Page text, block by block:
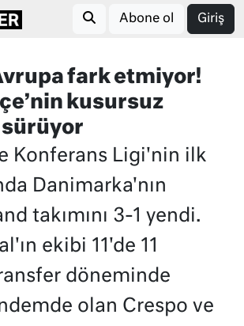
Abone ol Giriş
fark etmiyor!
kusursuz
Konferans Ligi'nin ilk
Danimarka'nın
takımını 3-1 yendi.
ekibi 11'de 11
döneminde
olan Crespo ve